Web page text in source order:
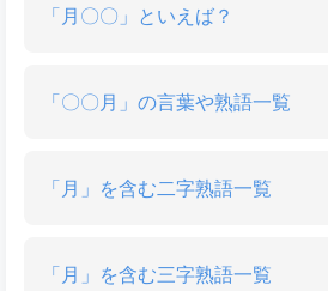
「月〇〇」といえば？
「〇〇月」の言葉や熟語一覧
「月」を含む二字熟語一覧
「月」を含む三字熟語一覧